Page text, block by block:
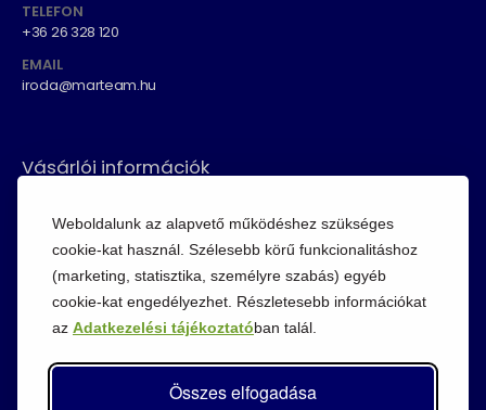
Weboldalunk az alapvető működéshez szükséges
cookie-kat használ. Szélesebb körű funkcionalitáshoz
(marketing, statisztika, személyre szabás) egyéb
cookie-kat engedélyezhet. Részletesebb információkat
az Adatkezelési tájékoztatóban talál.
Összes elfogadása
TELEFON
+36 26 328 120
EMAIL
iroda@marteam.hu
Vásárlói információk
Adatvédelem
Cookie szabályzat